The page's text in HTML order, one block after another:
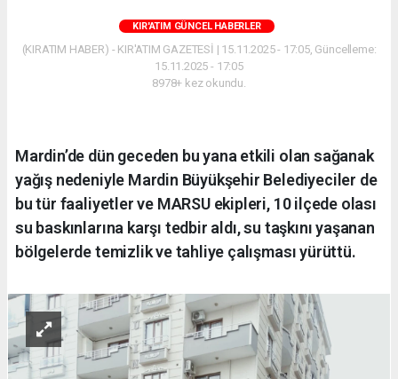
KIR'ATIM GÜNCEL HABERLER
(KIRATIM HABER) - KIR'ATIM GAZETESİ | 15.11.2025 - 17:05, Güncelleme:
15.11.2025 - 17:05
8978+ kez okundu.
Mardin’de dün geceden bu yana etkili olan sağanak
yağış nedeniyle Mardin Büyükşehir Belediyeciler de
bu tür faaliyetler ve MARSU ekipleri, 10 ilçede olası
su baskınlarına karşı tedbir aldı, su taşkını yaşanan
bölgelerde temizlik ve tahliye çalışması yürüttü.